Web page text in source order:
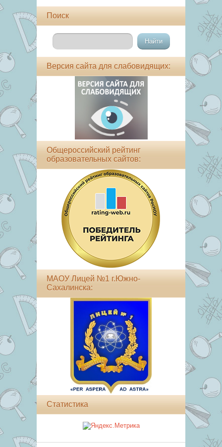
Поиск
Версия сайта для слабовидящих:
Общероссийский рейтинг
образовательных сайтов:
МАОУ Лицей №1 г.Южно-
Сахалинска:
Статистика